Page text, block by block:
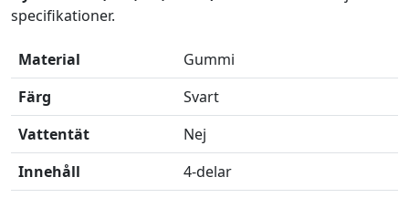
specifikationer.
Material
Gummi
Färg
Svart
Vattentät
Nej
Innehåll
4-delar